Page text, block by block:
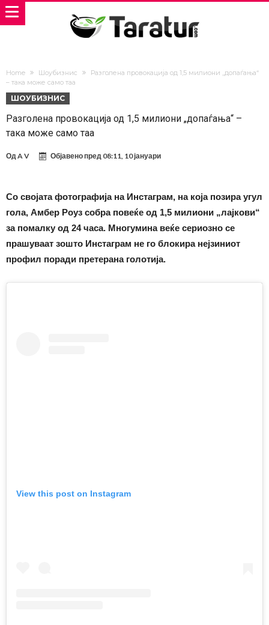
Home Шоубизнис
Разголена провокација од 1,5 милиони „допаѓања“
– така може само таа
ШОУБИЗНИС
Разголена провокација од 1,5 милиони „допаѓања“ –
така може само таа
ОдA V Објавено пред 08:11, 10 јануари
Со својата фотографија на Инстаграм, на која позира угул
гола, Амбер Роуз собра повеќе од 1,5 милиони „лајкови“
за помалку од 24 часа. Многумина веќе сериозно се
прашуваат зошто Инстаграм не го блокира нејзиниот
профил поради претерана голотија.
View this post on Instagram